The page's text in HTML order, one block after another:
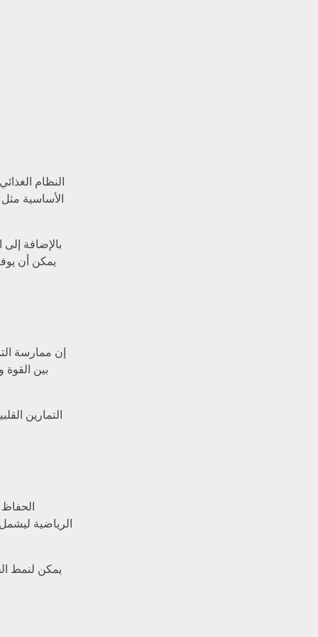
النظام
الأساسية
بالإضافة
إن ممارسة
بين القوة
التمارين
الرياضية
يمكن لنمط